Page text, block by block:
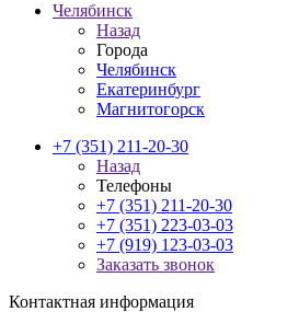
Челябинск
Назад
Города
Челябинск
Екатеринбург
Магнитогорск
+7 (351) 211-20-30
Назад
Телефоны
+7 (351) 211-20-30
+7 (351) 223-03-03
+7 (919) 123-03-03
Заказать звонок
Контактная информация